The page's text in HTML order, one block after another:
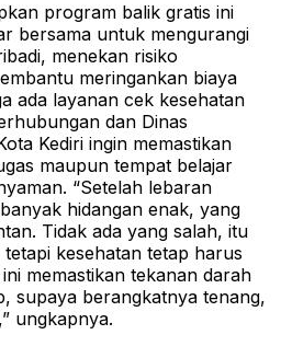
program balik gratis ini
bersama untuk mengurangi
menekan risiko
meringankan biaya
ada layanan cek kesehatan
dan Dinas
Kediri ingin memastikan
maupun tempat belajar
“Setelah lebaran
hidangan enak, yang
Tidak ada yang salah, itu
kesehatan tetap harus
memastikan tekanan darah
supaya berangkatnya tenang,
ungkapnya.